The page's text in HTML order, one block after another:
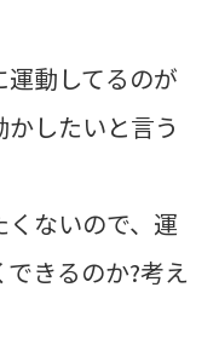
動してるのが
したいと言う
ないので、運
きるのか?考え